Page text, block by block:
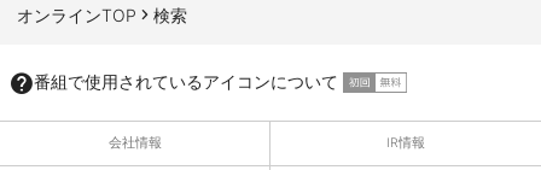
オンラインTOP
検索
番組で使用されているアイコンについて
会社情報 IR情報